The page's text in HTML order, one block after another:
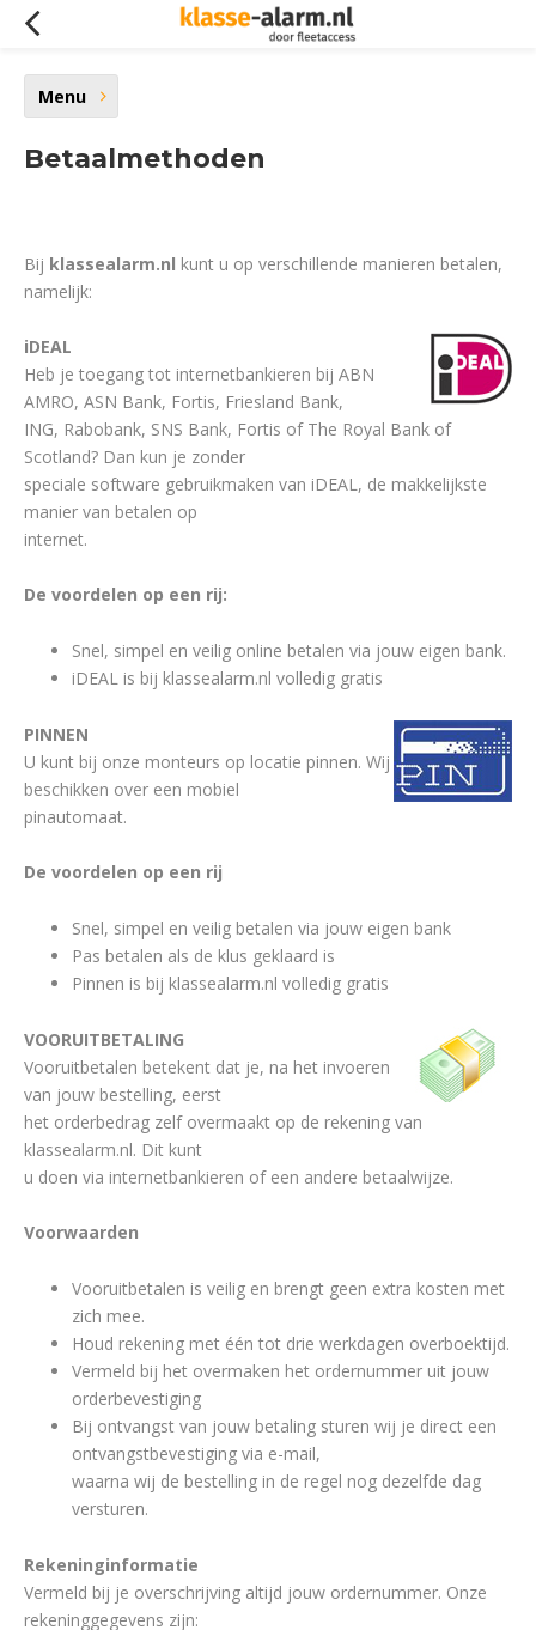
Menu
Betaalmethoden
Bij klassealarm.nl kunt u op verschillende manieren betalen,
namelijk:
iDEAL
Heb je toegang tot internetbankieren bij ABN
AMRO, ASN Bank, Fortis, Friesland Bank,
ING, Rabobank, SNS Bank, Fortis of The Royal Bank of
Scotland? Dan kun je zonder
speciale software gebruikmaken van iDEAL, de makkelijkste
manier van betalen op
internet.
De voordelen op een rij:
Snel, simpel en veilig online betalen via jouw eigen bank.
iDEAL is bij klassealarm.nl volledig gratis
PINNEN
U kunt bij onze monteurs op locatie pinnen. Wij
beschikken over een mobiel
pinautomaat.
De voordelen op een rij
Snel, simpel en veilig betalen via jouw eigen bank
Pas betalen als de klus geklaard is
Pinnen is bij klassealarm.nl volledig gratis
VOORUITBETALING
Vooruitbetalen betekent dat je, na het invoeren
van jouw bestelling, eerst
het orderbedrag zelf overmaakt op de rekening van
klassealarm.nl. Dit kunt
u doen via internetbankieren of een andere betaalwijze.
Voorwaarden
Vooruitbetalen is veilig en brengt geen extra kosten met
zich mee.
Houd rekening met één tot drie werkdagen overboektijd.
Vermeld bij het overmaken het ordernummer uit jouw
orderbevestiging
Bij ontvangst van jouw betaling sturen wij je direct een
ontvangstbevestiging via e-mail,
waarna wij de bestelling in de regel nog dezelfde dag
versturen.
Rekeninginformatie
Vermeld bij je overschrijving altijd jouw ordernummer. Onze
rekeninggegevens zijn: